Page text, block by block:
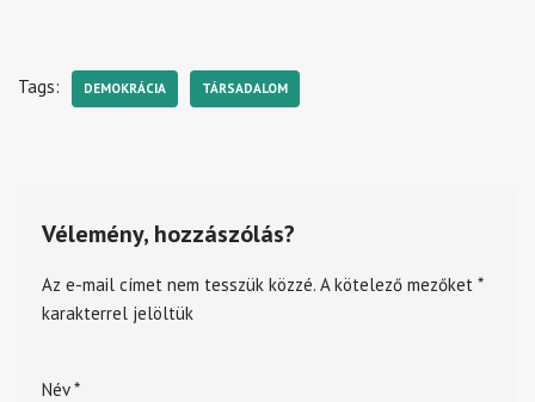
Tags: DEMOKRÁCIA TÁRSADALOM
Vélemény, hozzászólás?
Az e-mail címet nem tesszük közzé. A kötelező mezőket *
karakterrel jelöltük
Név*